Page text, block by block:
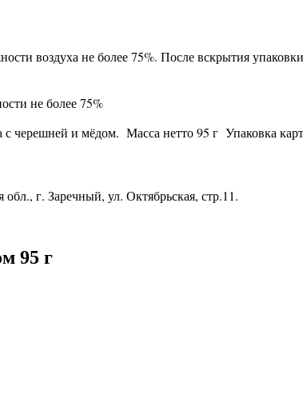
воздуха не более 75%. После вскрытия
не более 75%
черешней и мёдом. Масса нетто 95 г Упаковка
г. Заречный, ул. Октябрьская, стр.11.
95 г